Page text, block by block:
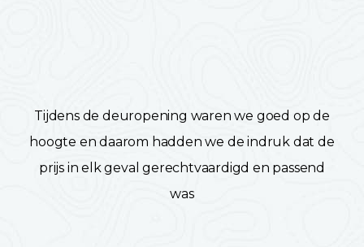
Tijdens de deuropening waren we goed op de
hoogte en daarom hadden we de indruk dat de
prijs in elk geval gerechtvaardigd en passend
was